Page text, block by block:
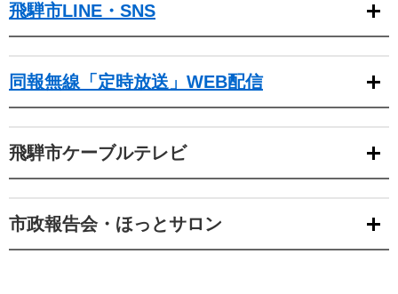
飛騨市LINE・SNS
同報無線「定時放送」WEB配信
飛騨市ケーブルテレビ
市政報告会・ほっとサロン